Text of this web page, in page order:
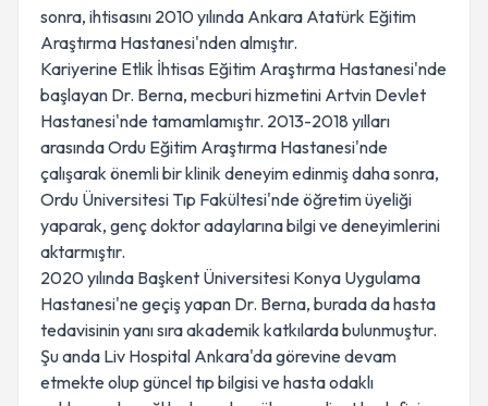
sonra, ihtisasını 2010 yılında Ankara Atatürk Eğitim
Araştırma Hastanesi'nden almıştır.
Kariyerine Etlik İhtisas Eğitim Araştırma Hastanesi'nde
başlayan Dr. Berna, mecburi hizmetini Artvin Devlet
Hastanesi'nde tamamlamıştır. 2013-2018 yılları
arasında Ordu Eğitim Araştırma Hastanesi'nde
çalışarak önemli bir klinik deneyim edinmiş daha sonra,
Ordu Üniversitesi Tıp Fakültesi'nde öğretim üyeliği
yaparak, genç doktor adaylarına bilgi ve deneyimlerini
aktarmıştır.
2020 yılında Başkent Üniversitesi Konya Uygulama
Hastanesi'ne geçiş yapan Dr. Berna, burada da hasta
tedavisinin yanı sıra akademik katkılarda bulunmuştur.
Şu anda Liv Hospital Ankara'da görevine devam
etmekte olup güncel tıp bilgisi ve hasta odaklı